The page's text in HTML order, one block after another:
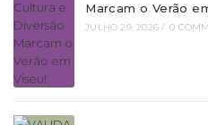
Marcam o Verão
JULHO 29, 2026 / 0